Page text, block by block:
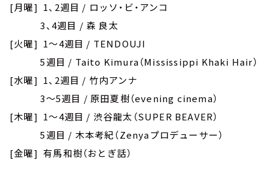
[月曜] 1、2週目 / ロッソ・ビ・アンコ
3、4週目 / 森 良太
[火曜] 1～4週目 / TENDOUJI
5週目 / Taito Kimura（Mississippi Khaki Hair）
[水曜] 1、2週目 / 竹内アンナ
3～5週目 / 原田夏樹（evening cinema）
[木曜] 1～4週目 / 渋谷龍太（SUPER BEAVER）
5週目 / 木本考紀（Zenyaプロデューサー）
[金曜] 有馬和樹（おとぎ話）